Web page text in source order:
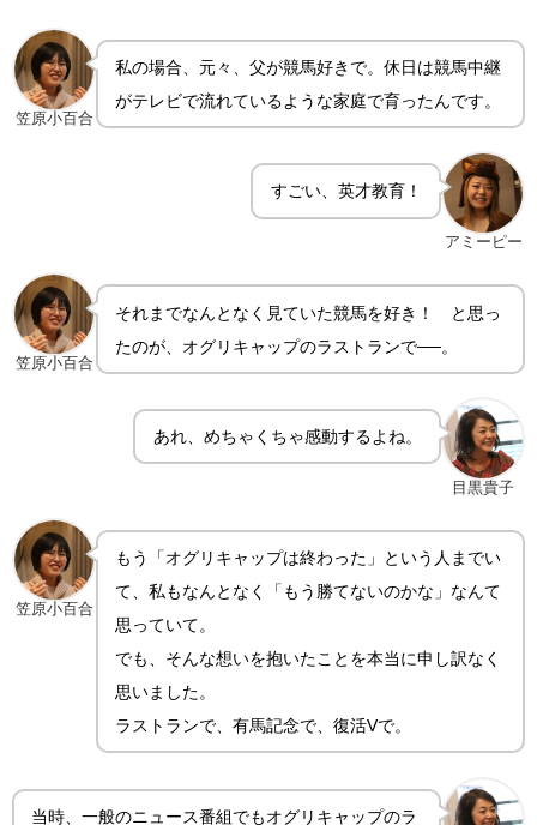
笠原小百合
私の場合、元々、父が競馬好きで。休日は競馬中継
がテレビで流れているような家庭で育ったんです。
アミーピー
すごい、英才教育！
笠原小百合
それまでなんとなく見ていた競馬を好き！ と思っ
たのが、オグリキャップのラストランで──。
目黒貴子
あれ、めちゃくちゃ感動するよね。
笠原小百合
もう「オグリキャップは終わった」という人までい
て、私もなんとなく「もう勝てないのかな」なんて
思っていて。
でも、そんな想いを抱いたことを本当に申し訳なく
思いました。
ラストランで、有馬記念で、復活Vで。
当時、一般のニュース番組でもオグリキャップのラ